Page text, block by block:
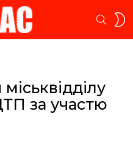
за участю